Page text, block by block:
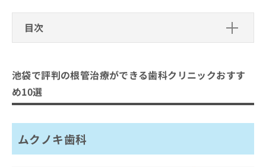
目次
ALBA歯科＆矯正歯科 池袋東口院
椿本デンタルクリニック
倉本歯科医院
西池袋TKデンタルクリニック
池袋で評判の根管治療ができる歯科クリニックおすす
め10選
ムクノキ歯科
クリ
約・
症状
のご
相談
せん
料
報
拡
充
の
し
込
料
の
ご
請
こ
こ